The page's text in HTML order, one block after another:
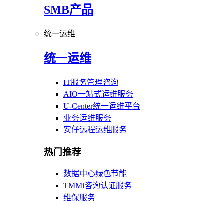
SMB产品
统一运维
统一运维
IT服务管理咨询
AIO一站式运维服务
U-Center统一运维平台
业务运维服务
安仔远程运维服务
热门推荐
数据中心绿色节能
TMMi咨询认证服务
维保服务